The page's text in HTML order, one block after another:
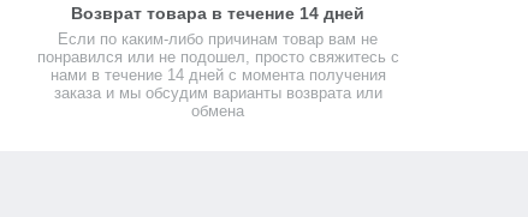
Возврат товара в течение 14 дней
Если по каким-либо причинам товар вам не
понравился или не подошел, просто свяжитесь с
нами в течение 14 дней с момента получения
заказа и мы обсудим варианты возврата или
обмена